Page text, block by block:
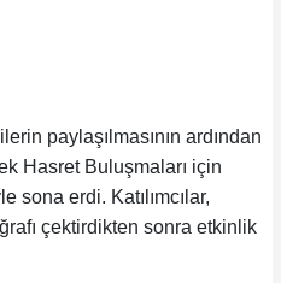
paylaşılmasının ardından
Hasret Buluşmaları için
sona erdi. Katılımcılar,
çektirdikten sonra etkinlik